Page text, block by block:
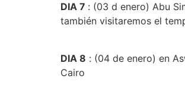
DIA 7 : (03 d enero) Abu
también visitaremos el
DIA 8 : (04 de enero) en
Cairo